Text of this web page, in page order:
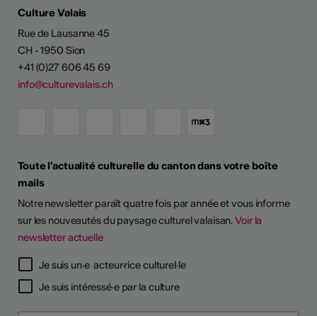
Culture Valais
Rue de Lausanne 45
CH - 1950 Sion
+41 (0)27 606 45 69
info@culturevalais.ch
Toute l'actualité culturelle du canton dans votre boîte
mails
Notre newsletter paraît quatre fois par année et vous informe
sur les nouveautés du paysage culturel valaisan.Voir la
newsletter actuelle
Je suis un·e acteur·rice culturel·le
Je suis intéressé·e par la culture